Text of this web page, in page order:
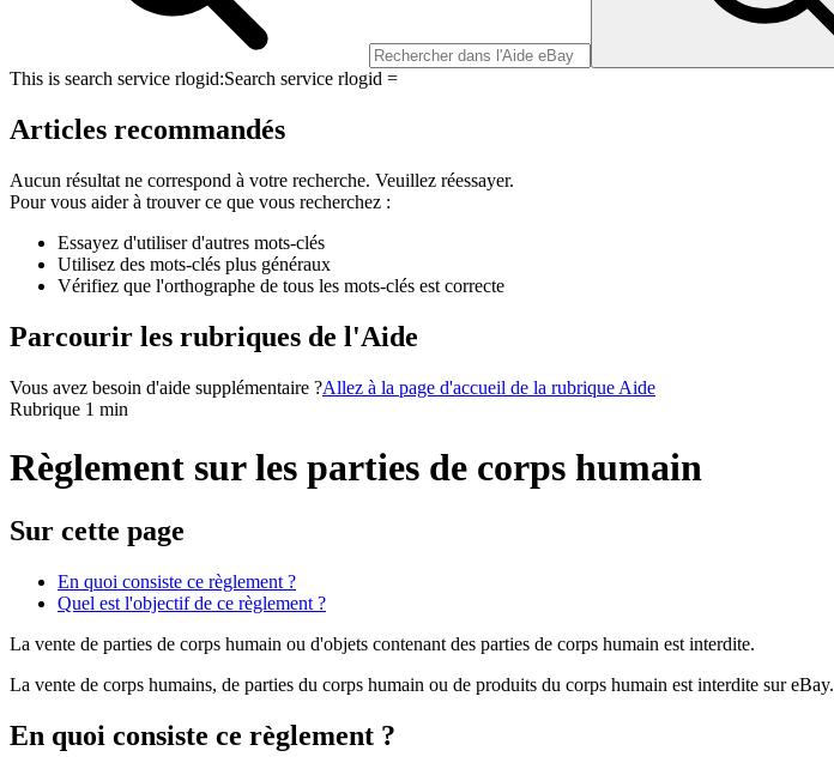
This is search service rlogid:Search service rlogid =
Articles recommandés
Aucun résultat ne correspond à votre recherche. Veuillez réessayer.
Pour vous aider à trouver ce que vous recherchez :
Essayez d'utiliser d'autres mots-clés
Utilisez des mots-clés plus généraux
Vérifiez que l'orthographe de tous les mots-clés est correcte
Parcourir les rubriques de l'Aide
Vous avez besoin d'aide supplémentaire ?Allez à la page d'accueil de la rubrique Aide
Rubrique 1 min
Règlement sur les parties de corps humain
Sur cette page
En quoi consiste ce règlement ?
Quel est l'objectif de ce règlement ?
La vente de parties de corps humain ou d'objets contenant des parties de corps humain est interdite.
La vente de corps humains, de parties du corps humain ou de produits du corps humain est interdite sur eBay.
En quoi consiste ce règlement ?